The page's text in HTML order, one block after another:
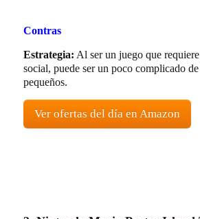
Contras
Estrategia: Al ser un juego que
social, puede ser un poco complicado
pequeños.
Ver ofertas del día en Amazon